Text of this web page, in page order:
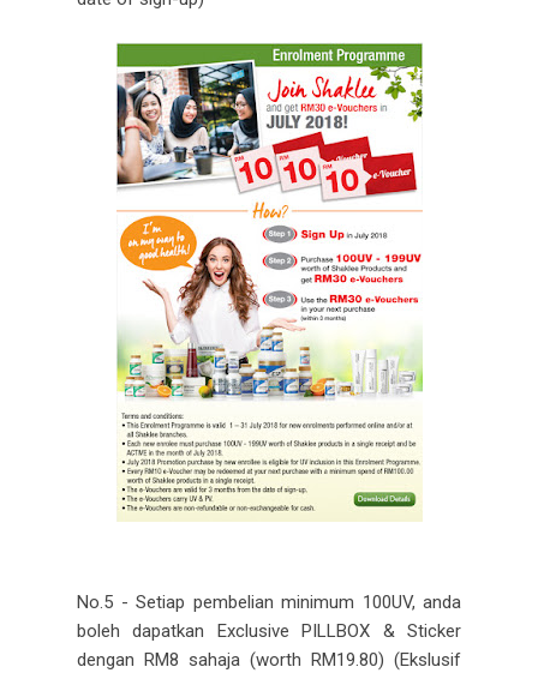
No.5 - Setiap pembelian minimum 100UV, anda
boleh dapatkan Exclusive PILLBOX & Sticker
dengan RM8 sahaja (worth RM19.80) (Ekslusif